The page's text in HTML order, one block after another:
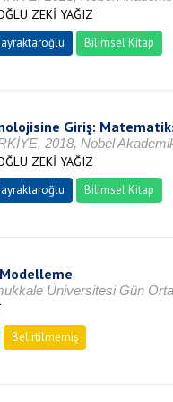
ZEKİ YAĞIZ
Bilimsel Kitap
Giriş:
2018, Nobel Akademik
ZEKİ YAĞIZ
Bilimsel Kitap
Üniversitesi Gün
Belirtilmemiş